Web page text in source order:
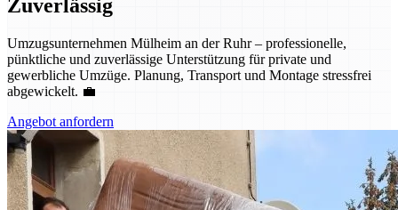
Zuverlässig
Umzugsunternehmen Mülheim an der Ruhr – professionelle,
pünktliche und zuverlässige Unterstützung für private und
gewerbliche Umzüge. Planung, Transport und Montage stressfrei
abgewickelt. 💼
Angebot anfordern